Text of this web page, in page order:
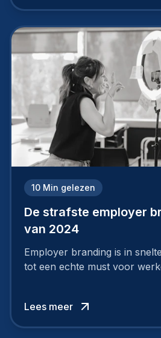
aan, starten met employer
10 Min gelezen
De strafste employer
van 2024
Employer branding is in
tot een echte must voor
Lees meer